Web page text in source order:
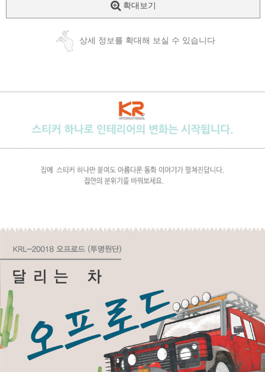
확대보기
상세 정보를 확대해 보실 수 있습니다